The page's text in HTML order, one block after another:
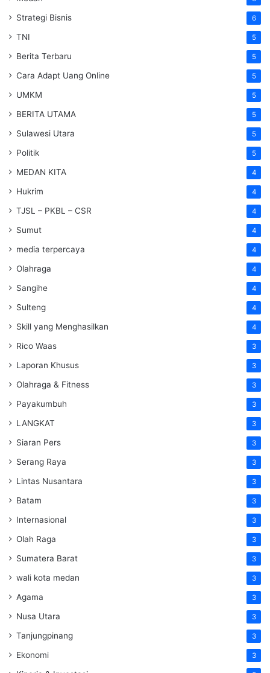
Strategi Bisnis 6
TNI 5
Berita Terbaru 5
Cara Adapt Uang Online 5
UMKM 5
BERITA UTAMA 5
Sulawesi Utara 5
Politik 5
MEDAN KITA 4
Hukrim 4
TJSL – PKBL – CSR 4
Sumut 4
media terpercaya 4
Olahraga 4
Sangihe 4
Sulteng 4
Skill yang Menghasilkan 4
Rico Waas 3
Laporan Khusus 3
Olahraga & Fitness 3
Payakumbuh 3
LANGKAT 3
Siaran Pers 3
Serang Raya 3
Lintas Nusantara 3
Batam 3
Internasional 3
Olah Raga 3
Sumatera Barat 3
wali kota medan 3
Agama 3
Nusa Utara 3
Tanjungpinang 3
Ekonomi 3